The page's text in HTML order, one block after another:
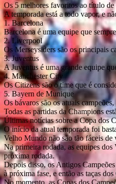
Os 5 melhores favoritos ao título de
A temporada está a todo vapor, e
1. Barcelona
Barcelona é uma equipe que
2. Liverpool
Os Merseysiders são os principais
3. Juventus
A Juventus é uma grande equipe
4. Manchester City
Os Citizens são o time que é
5. Bayern de Munique
Os bávaros são os atuais
Todas as partidas da Champions
Últimas notícias sobre a Copa dos
O início da atual temporada foi
Velho Mundo não são tão fáceis de
Na primeira rodada, as equipes
próxima rodada.
Depois disso, os Antigos
à próxima fase, e então as taças
No momento, as Copas dos